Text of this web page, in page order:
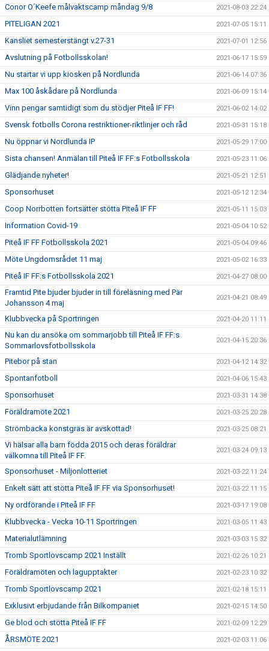
Conor O´Keefe målvaktscamp måndag 9/8 2021-08-03 22:24
PITELIGAN 2021 2021-07-05 15:11
Kansliet semesterstängt v.27-31 2021-07-01 12:56
Avslutning på Fotbollsskolan! 2021-06-17 15:59
Nu startar vi upp kiosken på Nordlunda 2021-06-14 07:36
Max 100 åskådare på Nordlunda 2021-06-09 15:14
Vinn pengar samtidigt som du stödjer Piteå IF FF! 2021-06-02 14:02
Svensk fotbolls Corona restriktioner-riktlinjer och råd 2021-05-31 15:18
Nu öppnar vi Nordlunda IP 2021-05-29 17:00
Sista chansen! Anmälan till Piteå IF FF:s Fotbollsskola 2021-05-23 11:06
Glädjande nyheter! 2021-05-21 12:51
Sponsorhuset 2021-05-12 12:34
Coop Norrbotten fortsätter stötta Piteå IF FF 2021-05-11 15:03
Information Covid-19 2021-05-04 10:52
Piteå IF FF Fotbollsskola 2021 2021-05-04 09:46
Möte Ungdomsrådet 11 maj 2021-05-02 16:33
Piteå IF FF:s Fotbollsskola 2021 2021-04-27 08:00
Framtid Pite bjuder bjuder in till föreläsning med Pär
Johansson 4 maj
2021-04-21 08:49
Klubbvecka på Sportringen 2021-04-20 11:11
Nu kan du ansöka om sommarjobb till Piteå IF FF:s
Sommarlovsfotbollsskola
2021-04-15 20:36
Pitebor på stan 2021-04-12 14:32
Spontanfotboll 2021-04-06 15:43
Sponsorhuset 2021-03-31 14:38
Föräldramöte 2021 2021-03-25 20:28
Strömbacka konstgräs är avskottad! 2021-03-25 08:21
Vi hälsar alla barn födda 2015 och deras föräldrar
välkomna till Piteå IF FF.
2021-03-24 09:13
Sponsorhuset - Miljonlotteriet 2021-03-22 11:24
Enkelt sätt att stötta Piteå IF FF via Sponsorhuset! 2021-03-22 11:15
Ny ordförande i Piteå IF FF 2021-03-17 19:08
Klubbvecka - Vecka 10-11 Sportringen 2021-03-05 11:43
Materialutlämning 2021-03-03 15:32
Tromb Sportlovscamp 2021 Inställt 2021-02-26 10:21
Föräldramöten och lagupptakter 2021-02-23 10:32
Tromb Sportlovscamp 2021 2021-02-18 15:11
Exklusivt erbjudande från Bilkompaniet 2021-02-15 14:50
Ge blod och stötta Piteå IF FF 2021-02-09 12:29
ÅRSMÖTE 2021 2021-02-03 11:06